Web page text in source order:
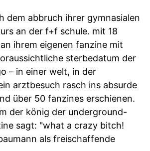
dem abbruch ihrer gymnasialen
an der f+f schule. mit 18
ihrem eigenen fanzine mit
sterbedatum der
– in einer welt, in der
arztbesuch rasch ins absurde
über 50 fanzines erschienen.
der könig der underground-
sagt: "what a crazy bitch!
als freischaffende